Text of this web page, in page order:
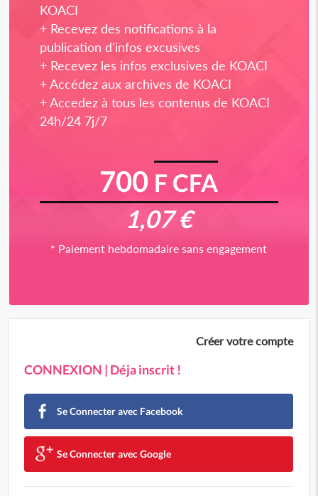
KOACI
+ Recevez des notifications à la
publication d'infos excusives
+ Recevez les infos exclusives de KOACI
+ Accédez aux archives de KOACI
+ Accedez à tous les contenus de KOACI
24h/24 7j/7
700 F CFA
1,07 €
* Paiement hebdomadaire sans engagement
Créer votre compte
CONNEXION | Déja inscrit !
Se Connecter avec Facebook
Se Connecter avec Google